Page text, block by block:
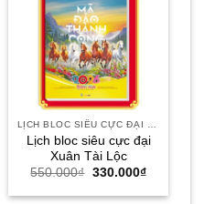
Lịch bloc siêu cực đại
Xuân Tài Lộc
550.000₫ Giá
là:
330.000₫Giá
tại